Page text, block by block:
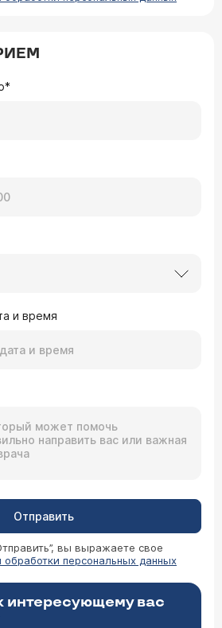
и время
Отправить
вы выражаете свое
обработки персональных данных
интересующему вас